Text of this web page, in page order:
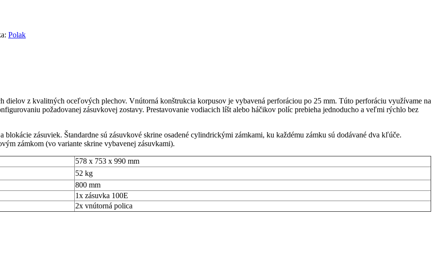
Polak
z kvalitných oceľových plechov. Vnútorná konštrukcia korpusov je vybavená perforáciou po 25 mm. Túto perforáciu využívame na
požadovanej zásuvkovej zostavy. Prestavovanie vodiacich líšt alebo háčikov políc prebieha jednoducho a veľmi rýchlo bez
blokácie zásuviek. Štandardne sú zásuvkové skrine osadené cylindrickými zámkami, ku každému zámku sú dodávané dva kľúče.
zámkom (vo variante skrine vybavenej zásuvkami).
578 x 753 x 990 mm
52 kg
800 mm
1x zásuvka 100E
2x vnútorná polica